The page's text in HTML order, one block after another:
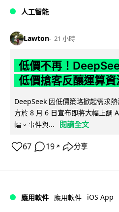
人工智能
Lawton 21 小時
低價不再！
低價搶客反釀運算資
DeepSeek 因低價策略掀起需求
方於 8 月 6 日宣布即將大幅上調
幅。事件與...
閱讀全文
67 19 ↗ 分享
應用軟件 應用軟件 iOS App